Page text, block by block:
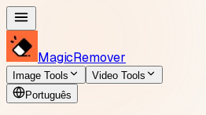
MagicRemover
Image Tools
Video Tools
Português